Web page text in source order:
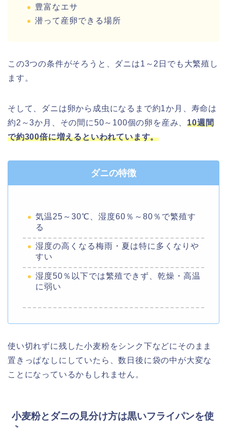
豊富なエサ
潜って産卵できる場所
この3つの条件がそろうと、ダニは1～2日でも大繁殖し
ます。
そして、ダニは卵から成虫になるまで約1か月、寿命は
約2～3か月、その間に50～100個の卵を産み、10週間
で約300倍に増えるといわれています。
ダニの特徴
気温25～30℃、湿度60％～80％で繁殖す
る
湿度の高くなる梅雨・夏は特に多くなりや
すい
湿度50％以下では繁殖できず、乾燥・高温
に弱い
使い切れずに残した小麦粉をシンク下などにそのまま
置きっぱなしにしていたら、数日後に袋の中が大変な
ことになっているかもしれません。
小麦粉とダニの見分け方は黒いフライパンを使